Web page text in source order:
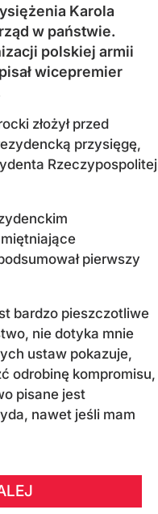
Karola
w państwie.
polskiej armii
wicepremier
złożył przed
przysięgę,
Rzeczypospolitej
pierwszy
bardzo pieszczotliwe
nie dotyka mnie
ustaw pokazuje,
odrobinę kompromisu,
pisane jest
nawet jeśli mam